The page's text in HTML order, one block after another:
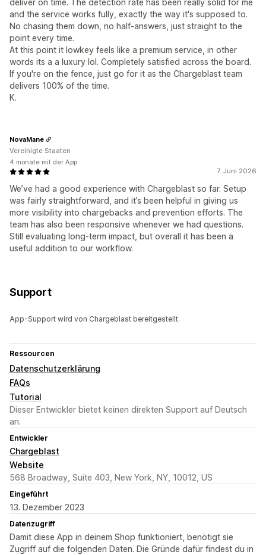
deliver on time. The detection rate has been really solid for me
and the service works fully, exactly the way it's supposed to.
No chasing them down, no half-answers, just straight to the
point every time.
At this point it lowkey feels like a premium service, in other
words its a a luxury lol. Completely satisfied across the board.
If you're on the fence, just go for it as the Chargeblast team
delivers 100% of the time.
K.
7. Juni 2026
We’ve had a good experience with Chargeblast so far. Setup
was fairly straightforward, and it’s been helpful in giving us
more visibility into chargebacks and prevention efforts. The
team has also been responsive whenever we had questions.
Still evaluating long-term impact, but overall it has been a
useful addition to our workflow.
NovaMane
Vereinigte Staaten
4 monate mit der App
Support
App-Support wird von Chargeblast bereitgestellt.
Ressourcen
Datenschutzerklärung
FAQs
Tutorial
Dieser Entwickler bietet keinen direkten Support auf Deutsch
an.
Entwickler
Chargeblast
Website
568 Broadway, Suite 403, New York, NY, 10012, US
Eingeführt
13. Dezember 2023
Datenzugriff
Damit diese App in deinem Shop funktioniert, benötigt sie
Zugriff auf die folgenden Daten. Die Gründe dafür findest du in